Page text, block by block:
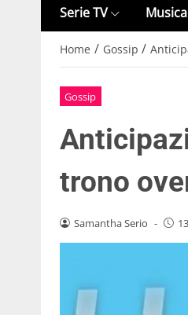
Serie TV Musica
Home / Gossip /
Gossip
trono
Samantha Serio -